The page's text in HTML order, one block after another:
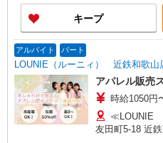
番街店／ミナ
リアプラザ店 ▽他、詳しくは備考をご参照くださ
い。
給 ※試用期間（2〜
定残業手当／資
（実家外かつ
異なります。詳
入社２大特典
考欄にて
キープ
アルバイト パート
LOUNIE（ルーニィ） 近鉄和歌山
アパレル販売
時給1050円
≪LOUNIE
友田町5-18 近